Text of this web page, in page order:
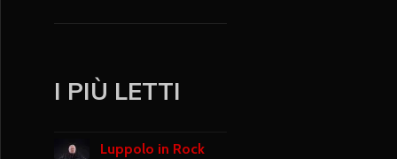
I PIÙ LETTI
Luppolo in Rock